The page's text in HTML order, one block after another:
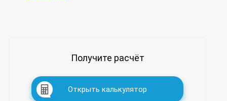
Получите расчёт
Открыть калькулятор